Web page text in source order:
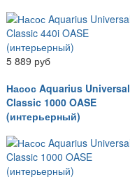
5 889 руб
Насос Aquarius Universal
Classic 1000 OASE
(интерьерный)